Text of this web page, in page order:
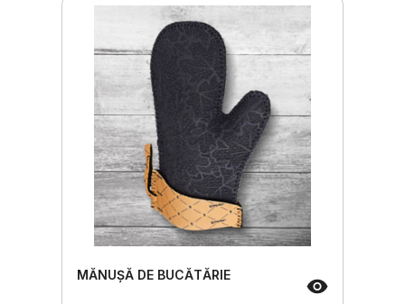
MĂNUȘĂ DE BUCĂTĂRIE